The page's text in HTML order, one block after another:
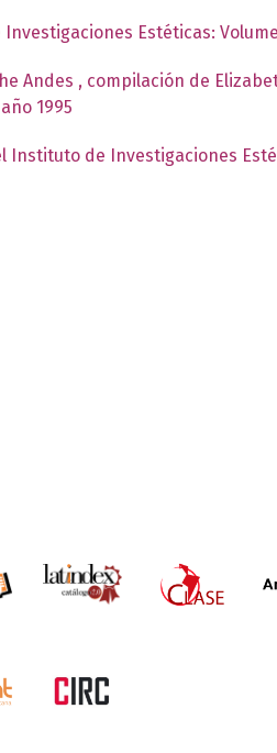
Estéticas:
Andes , compilación de
1995
Instituto de Investigaciones